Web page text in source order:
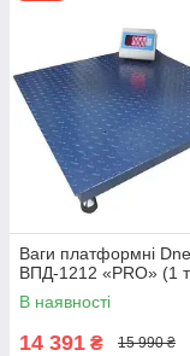
Ваги платформні
ВПД-1212 «PRO» (1
В наявності
14 391 ₴ 15 990 ₴